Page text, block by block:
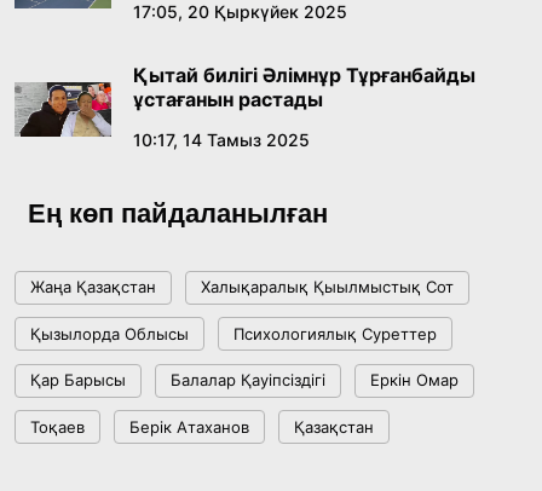
17:05, 20 Қыркүйек 2025
Қытай билігі Әлімнұр Тұрғанбайды
ұстағанын растады
10:17, 14 Тамыз 2025
Ең көп пайдаланылған
Жаңа Қазақстан Халықаралық Қыылмыстық Сот
Қызылорда Облысы Психологиялық Суреттер
Қар Барысы Балалар Қауіпсіздігі Еркін Омар
Тоқаев Берік Атаханов Қазақстан